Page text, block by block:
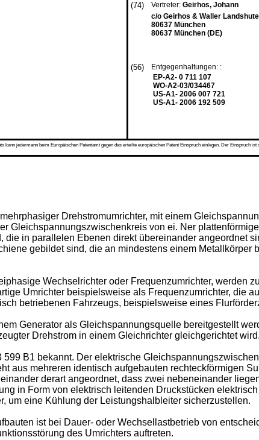
(74) Vertreter: Geirhos, Johann
c/o Geirhos & Waller
80637 München
80637 München (DE)
(56)
Entgegenhaltungen: :
EP-A2- 0 711 107
WO-A2-03/034467
US-A1- 2006 007 721
US-A1- 2006 192 509
jedermann beim Europäischen Patentamt gegen das erteilte europäischen Patent Einspruch einlegen. Der Einspruch
Drehstromumrichter, mit einem
Gleichspannungszwischenkreis von ei. Ner
in parallelen Ebenen direkt übereinander angeordnet
gebildet sind, die an mindestens einem Metallkörper
Wechselrichter oder Frequenzumrichter, werden
Umrichter beispielsweise als Frequenzumrichter, die
betriebenen Fahrzeugs, beispielsweise eines
Generator als Gleichspannungsquelle bereitgestellt
Drehstrom in einem Gleichrichter gleichgerichtet wird.
599 B1 bekannt. Der elektrische
aus mehreren identisch aufgebauten rechteckförmigen
derart angeordnet, dass zwei nebeneinander
in Form von elektrisch leitenden Druckstücken
um eine Kühlung der Leistungshalbleiter sicherzustellen.
ist bei Dauer- oder Wechsellastbetrieb von
des Umrichters auftreten.